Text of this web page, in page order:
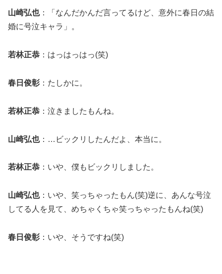
山崎弘也：「なんだかんだ言ってるけど、意外に春日の結
婚に号泣キャラ」。
若林正恭 ：はっはっはっ(笑)
春日俊彰 ：たしかに。
若林正恭 ：泣きましたもんね。
山崎弘也：…ビックリしたんだよ、本当に。
若林正恭 ：いや、僕もビックリしました。
山崎弘也：いや、笑っちゃったもん(笑)逆に、あんな号泣
してる人を見て、めちゃくちゃ笑っちゃったもんね(笑)
春日俊彰 ：いや、そうですね(笑)